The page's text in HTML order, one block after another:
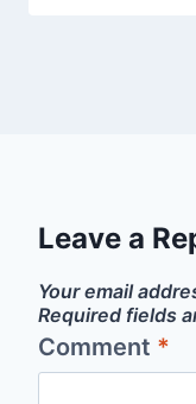
Leave a
Your email
Required fields
Comment *